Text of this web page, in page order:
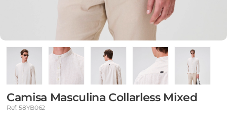
Camisa Masculina Collarless Mixed
Ref: 58YB062